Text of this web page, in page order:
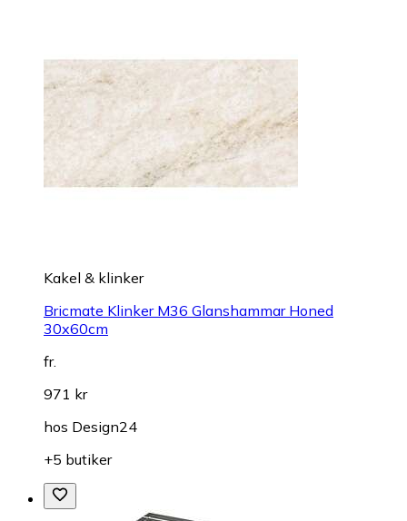
Kakel & klinker
Bricmate Klinker M36 Glanshammar Honed
30x60cm
fr.
971 kr
hos Design24
+5 butiker